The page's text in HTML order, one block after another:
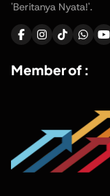
'Beritanya Nyata!'.
Member of :